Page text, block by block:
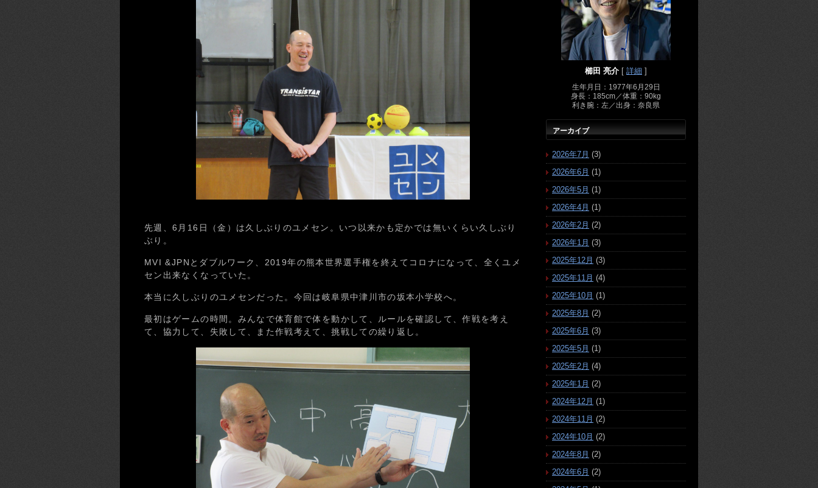
先週、6月16日（金）は久しぶりのユメセン。いつ以来かも定かでは無いくらい久しぶり
ぶり。
MVI &JPNとダブルワーク、2019年の熊本世界選手権を終えてコロナになって、全くユメ
セン出来なくなっていた。
本当に久しぶりのユメセンだった。今回は岐阜県中津川市の坂本小学校へ。
最初はゲームの時間。みんなで体育館で体を動かして、ルールを確認して、作戦を考え
て、協力して、失敗して、また作戦考えて、挑戦しての繰り返し。
櫛田 亮介 [ 詳細 ]
生年月日：1977年6月29日
身長：185cm／体重：90kg
利き腕：左／出身：奈良県
アーカイブ
2026年7月 (3)
2026年6月 (1)
2026年5月 (1)
2026年4月 (1)
2026年2月 (2)
2026年1月 (3)
2025年12月 (3)
2025年11月 (4)
2025年10月 (1)
2025年8月 (2)
2025年6月 (3)
2025年5月 (1)
2025年2月 (4)
2025年1月 (2)
2024年12月 (1)
2024年11月 (2)
2024年10月 (2)
2024年8月 (2)
2024年6月 (2)